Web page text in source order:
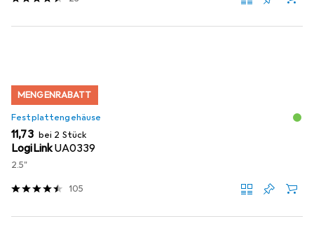
MENGENRABATT
Festplattengehäuse
EUR
11,73 bei 2 Stück
LogiLinkUA0339
2.5"
105